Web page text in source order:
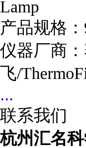
Lamp
产品规格：
仪器厂商
飞/
...
联系我们
杭州汇名